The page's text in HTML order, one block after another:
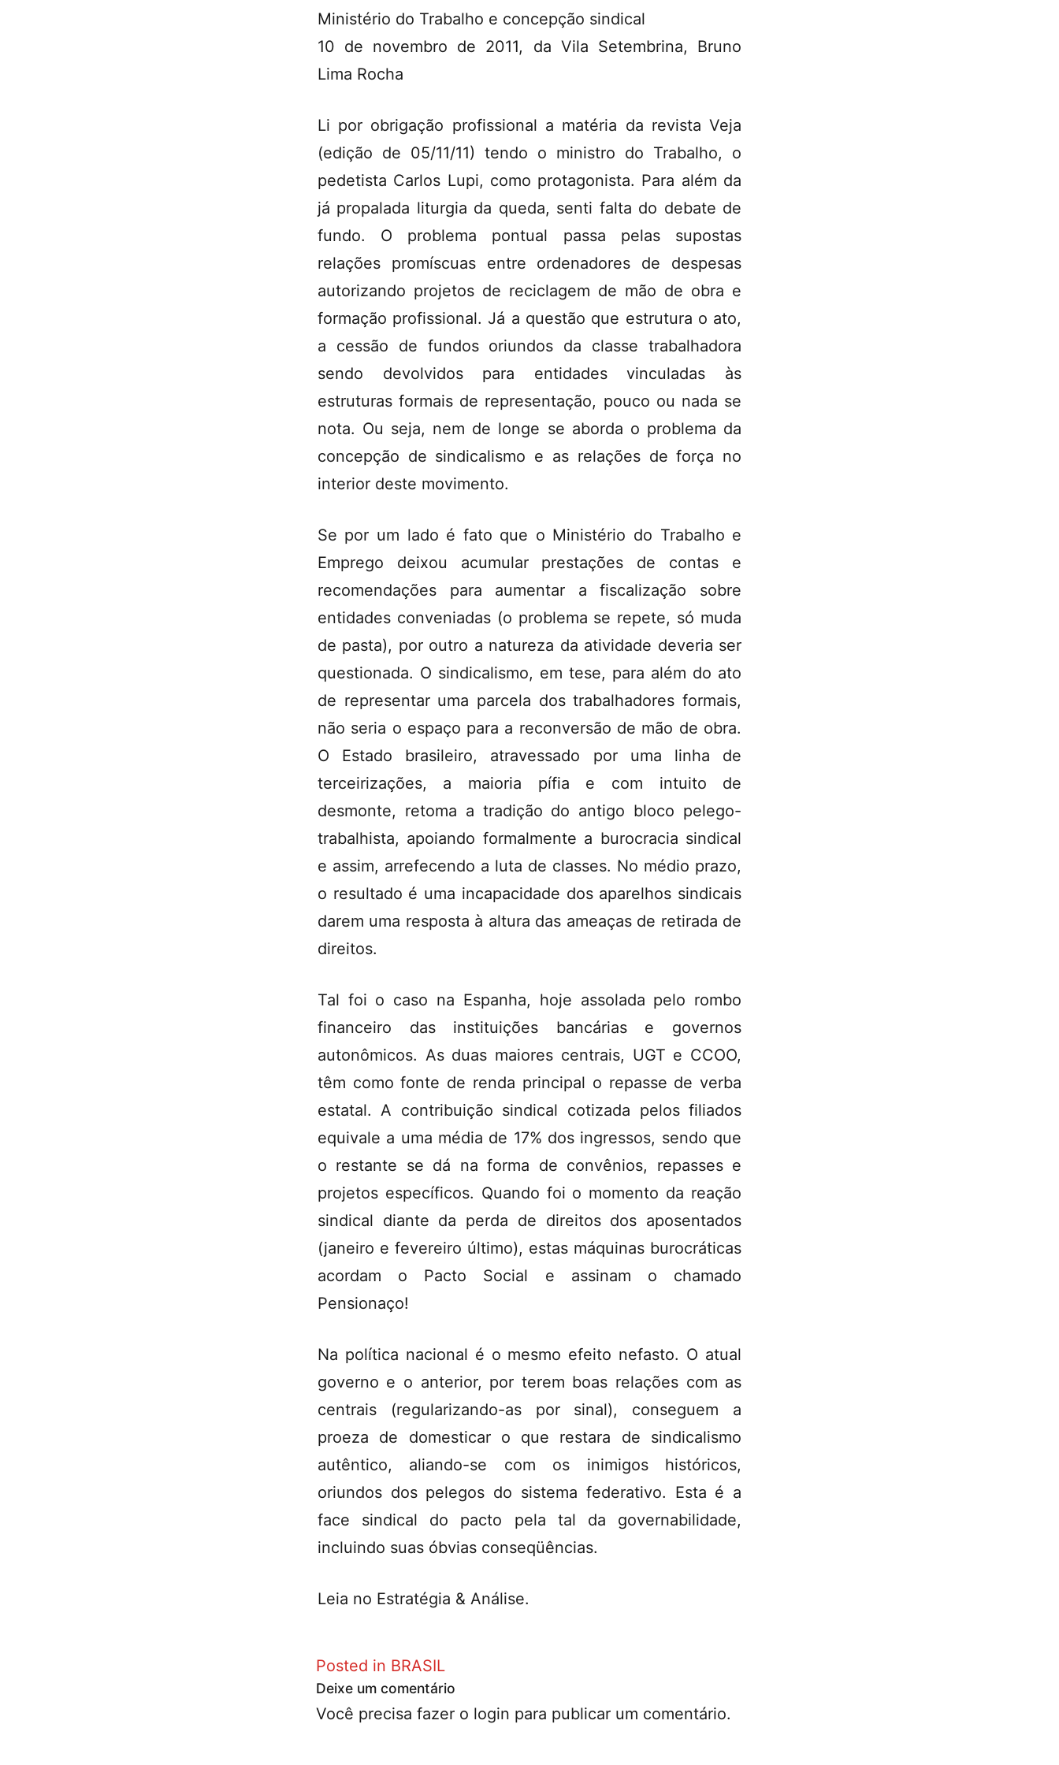
Ministério do Trabalho e concepção sindical
10 de novembro de 2011, da Vila Setembrina, Bruno
Lima Rocha
Li por obrigação profissional a matéria da revista Veja
(edição de 05/11/11) tendo o ministro do Trabalho, o
pedetista Carlos Lupi, como protagonista. Para além da
já propalada liturgia da queda, senti falta do debate de
fundo. O problema pontual passa pelas supostas
relações promíscuas entre ordenadores de despesas
autorizando projetos de reciclagem de mão de obra e
formação profissional. Já a questão que estrutura o ato,
a cessão de fundos oriundos da classe trabalhadora
sendo devolvidos para entidades vinculadas às
estruturas formais de representação, pouco ou nada se
nota. Ou seja, nem de longe se aborda o problema da
concepção de sindicalismo e as relações de força no
interior deste movimento.
Se por um lado é fato que o Ministério do Trabalho e
Emprego deixou acumular prestações de contas e
recomendações para aumentar a fiscalização sobre
entidades conveniadas (o problema se repete, só muda
de pasta), por outro a natureza da atividade deveria ser
questionada. O sindicalismo, em tese, para além do ato
de representar uma parcela dos trabalhadores formais,
não seria o espaço para a reconversão de mão de obra.
O Estado brasileiro, atravessado por uma linha de
terceirizações, a maioria pífia e com intuito de
desmonte, retoma a tradição do antigo bloco pelego-
trabalhista, apoiando formalmente a burocracia sindical
e assim, arrefecendo a luta de classes. No médio prazo,
o resultado é uma incapacidade dos aparelhos sindicais
darem uma resposta à altura das ameaças de retirada de
direitos.
Tal foi o caso na Espanha, hoje assolada pelo rombo
financeiro das instituições bancárias e governos
autonômicos. As duas maiores centrais, UGT e CCOO,
têm como fonte de renda principal o repasse de verba
estatal. A contribuição sindical cotizada pelos filiados
equivale a uma média de 17% dos ingressos, sendo que
o restante se dá na forma de convênios, repasses e
projetos específicos. Quando foi o momento da reação
sindical diante da perda de direitos dos aposentados
(janeiro e fevereiro último), estas máquinas burocráticas
acordam o Pacto Social e assinam o chamado
Pensionaço!
Na política nacional é o mesmo efeito nefasto. O atual
governo e o anterior, por terem boas relações com as
centrais (regularizando-as por sinal), conseguem a
proeza de domesticar o que restara de sindicalismo
autêntico, aliando-se com os inimigos históricos,
oriundos dos pelegos do sistema federativo. Esta é a
face sindical do pacto pela tal da governabilidade,
incluindo suas óbvias conseqüências.
Leia no Estratégia & Análise.
Posted in BRASIL
Deixe um comentário
Você precisa fazer o login para publicar um comentário.